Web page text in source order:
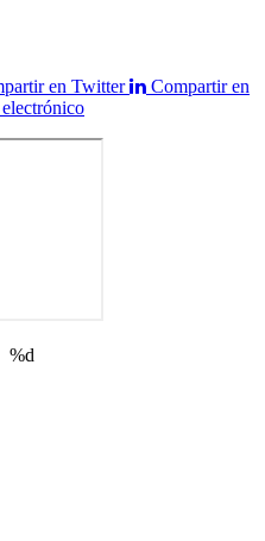
en Twitter
Compartir en
%d